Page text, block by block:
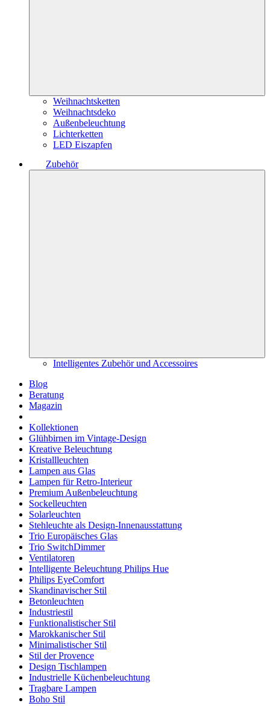
Weihnachtsketten
Weihnachtsdeko
Außenbeleuchtung
Lichterketten
LED Eiszapfen
Zubehör
Intelligentes Zubehör und Accessoires
Blog
Beratung
Magazin
Kollektionen
Glühbirnen im Vintage-Design
Kreative Beleuchtung
Kristallleuchten
Lampen aus Glas
Lampen für Retro-Interieur
Premium Außenbeleuchtung
Sockelleuchten
Solarleuchten
Stehleuchte als Design-Innenausstattung
Trio Europäisches Glas
Trio SwitchDimmer
Ventilatoren
Intelligente Beleuchtung Philips Hue
Philips EyeComfort
Skandinavischer Stil
Betonleuchten
Industriestil
Funktionalistischer Stil
Marokkanischer Stil
Minimalistischer Stil
Stil der Provence
Design Tischlampen
Industrielle Küchenbeleuchtung
Tragbare Lampen
Boho Stil